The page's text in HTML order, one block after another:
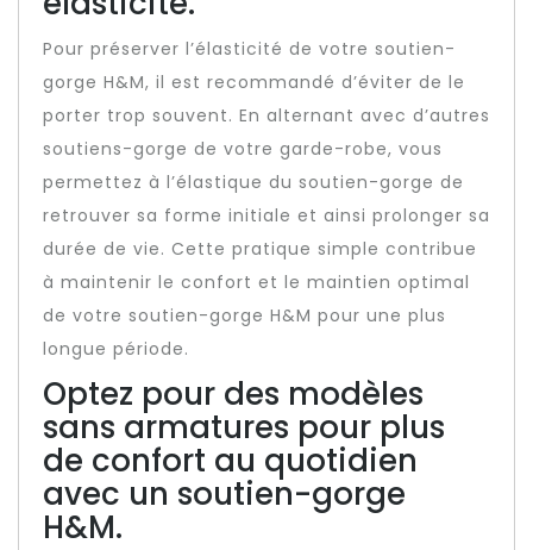
Pour préserver l’élasticité de votre soutien-
gorge H&M, il est recommandé d’éviter de le
porter trop souvent. En alternant avec d’autres
soutiens-gorge de votre garde-robe, vous
permettez à l’élastique du soutien-gorge de
retrouver sa forme initiale et ainsi prolonger sa
durée de vie. Cette pratique simple contribue
à maintenir le confort et le maintien optimal
de votre soutien-gorge H&M pour une plus
longue période.
Optez pour des modèles
sans armatures pour plus
de confort au quotidien
avec un soutien-gorge
H&M.